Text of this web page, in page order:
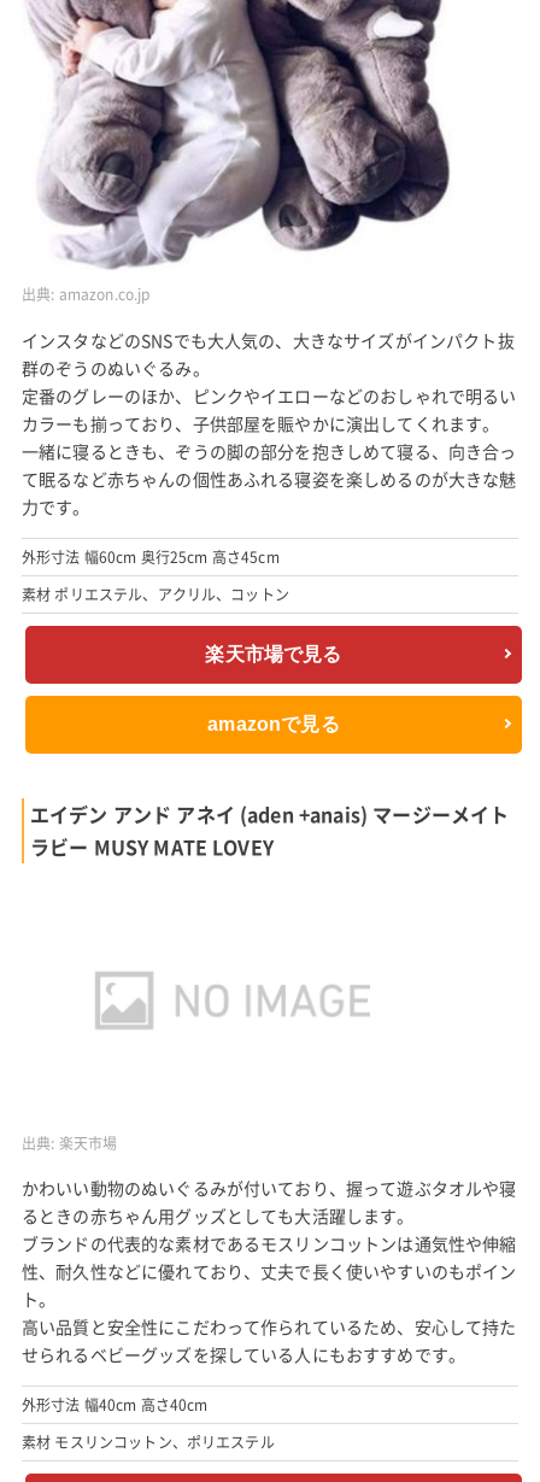
出典: amazon.co.jp
インスタなどのSNSでも大人気の、大きなサイズがインパクト抜
群のぞうのぬいぐるみ。
定番のグレーのほか、ピンクやイエローなどのおしゃれで明るい
カラーも揃っており、子供部屋を賑やかに演出してくれます。
一緒に寝るときも、ぞうの脚の部分を抱きしめて寝る、向き合っ
て眠るなど赤ちゃんの個性あふれる寝姿を楽しめるのが大きな魅
力です。
外形寸法 幅60cm 奥行25cm 高さ45cm
素材 ポリエステル、アクリル、コットン
楽天市場で見る
amazonで見る
エイデン アンド アネイ (aden +anais) マージーメイト
ラビー MUSY MATE LOVEY
出典: 楽天市場
かわいい動物のぬいぐるみが付いており、握って遊ぶタオルや寝
るときの赤ちゃん用グッズとしても大活躍します。
ブランドの代表的な素材であるモスリンコットンは通気性や伸縮
性、耐久性などに優れており、丈夫で長く使いやすいのもポイン
ト。
高い品質と安全性にこだわって作られているため、安心して持た
せられるベビーグッズを探している人にもおすすめです。
外形寸法 幅40cm 高さ40cm
素材 モスリンコットン、ポリエステル